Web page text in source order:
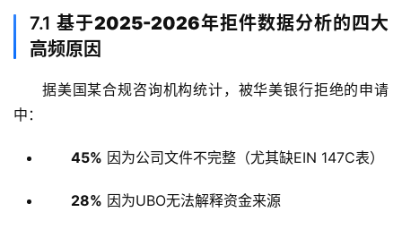
海
司
7.1 基于2025-2026年拒件数据分析的四大
高频原因
据美国某合规咨询机构统计，被华美银行拒绝的申请
中：
45% 因为公司文件不完整（尤其缺EIN 147C表）
28% 因为UBO无法解释资金来源